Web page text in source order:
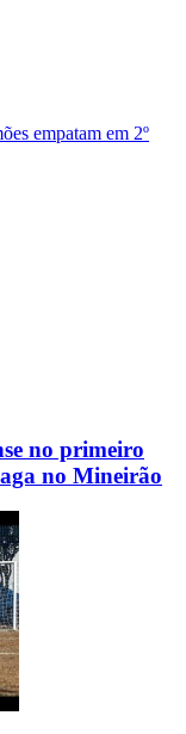
empatam em 2º
no primeiro
no Mineirão